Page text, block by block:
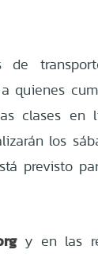
de
quienes
clases en
los
previsto
y en las